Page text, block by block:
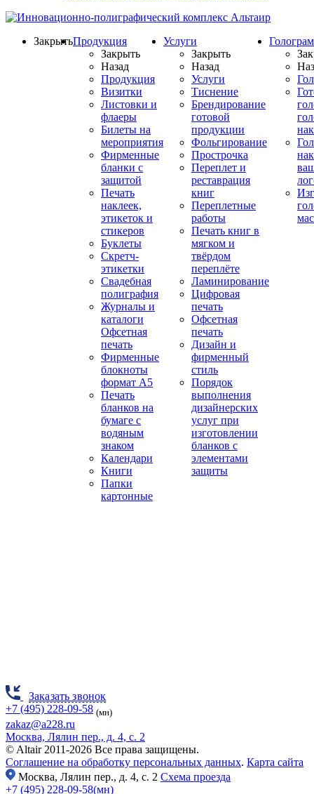
ЗакрытьПродукция
Закрыть
Назад
Продукция
Визитки
Листовки и
флаеры
Билеты на
мероприятия
Фирменные
бланки с
защитой
Печать
наклеек,
этикеток и
стикеров
Буклеты
Скретч-
этикетки
Свадебная
полиграфия
Журналы и
каталоги
Офсетная
печать
Фирменные
блокноты
формат А5
Печать
бланков на
бумаге с
водяным
знаком
Календари
Книги
Папки
картонные
Услуги
Закрыть
Назад
Услуги
Тиснение
Брендирование
готовой
продукции
Фольгирование
Прострочка
Переплет и
реставрация
книг
Переплетные
работы
Печать книг в
мягком и
твёрдом
переплёте
Ламинирование
Цифровая
печать
Офсетная
печать
Дизайн и
фирменный
стиль
Порядок
выполнения
дизайнерских
услуг при
изготовлении
бланков с
элементами
защиты
Заказать звонок
+7 (495) 228-09-58 (мн)
zakaz@a228.ru
Москва, Лялин пер., д. 4, с. 2
© Altair 2011-2026 Все права защищены.
Соглашение на обработку персональных данных. Карта сайта
Москва, Лялин пер., д. 4, с. 2 Схема проезда
+7 (495) 228-09-58(мн)